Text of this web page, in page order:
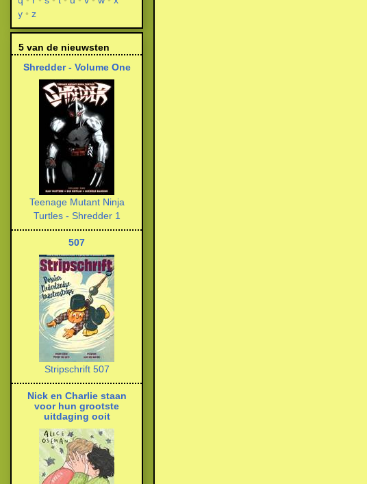
y
z
5 van de nieuwsten
Shredder - Volume One
Teenage Mutant Ninja
Turtles - Shredder 1
507
Stripschrift 507
Nick en Charlie staan
voor hun grootste
uitdaging ooit